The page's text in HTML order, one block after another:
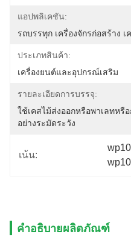
แอปพลิเคชัน:
รถบรรทุก เครื่องจักรก่อสร้าง เ
ประเภทสินค้า:
เครื่องยนต์และอุปกรณ์เสริม
รายละเอียดการบรรจุ:
ใช้เคสไม้ส่งออกหรือพาเลทหรื
อย่างระมัดระวัง
เน้น:
คำอธิบายผลิตภัณฑ์